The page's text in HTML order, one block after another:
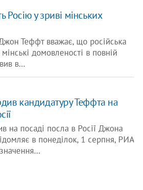
у зриві мінських
Теффт вважає, що російська
домовленості в повній
в…
кандидатуру Теффта на
на посаді посла в Росії Джона
в понеділок, 1 серпня, РИА